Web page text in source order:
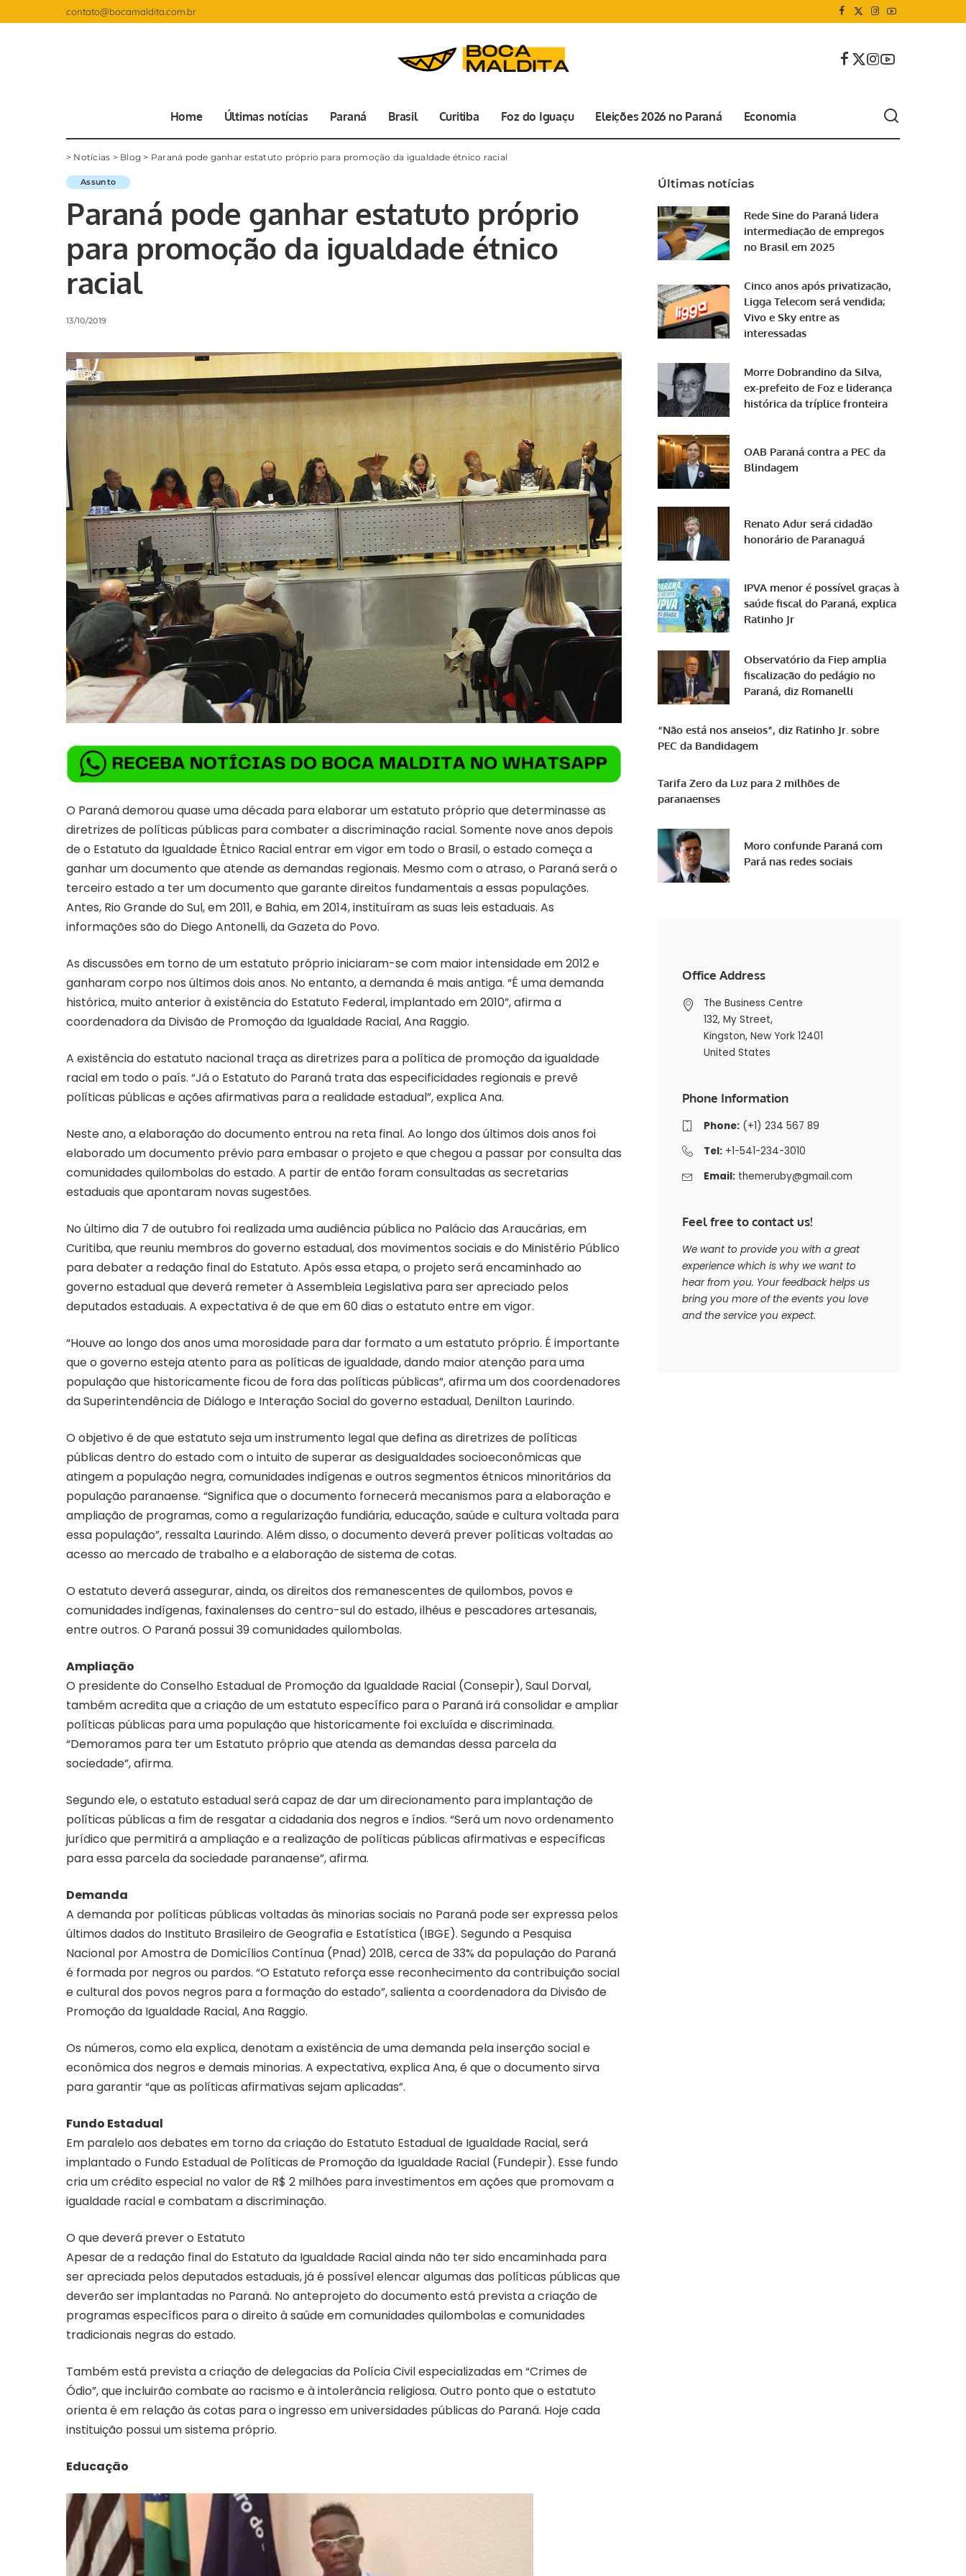
contato@bocamaldita.com.br
Home Últimas notícias Paraná Brasil Curitiba Foz do Iguaçu Eleições 2026 no Paraná Economia
> Notícias > Blog > Paraná pode ganhar estatuto próprio para promoção da igualdade étnico racial
Assunto
Paraná pode ganhar estatuto próprio
para promoção da igualdade étnico
racial
13/10/2019
O Paraná demorou quase uma década para elaborar um estatuto próprio que determinasse as
diretrizes de políticas públicas para combater a discriminação racial. Somente nove anos depois
de o Estatuto da Igualdade Étnico Racial entrar em vigor em todo o Brasil, o estado começa a
ganhar um documento que atende as demandas regionais. Mesmo com o atraso, o Paraná será o
terceiro estado a ter um documento que garante direitos fundamentais a essas populações.
Antes, Rio Grande do Sul, em 2011, e Bahia, em 2014, instituíram as suas leis estaduais. As
informações são do Diego Antonelli, da Gazeta do Povo.
As discussões em torno de um estatuto próprio iniciaram-se com maior intensidade em 2012 e
ganharam corpo nos últimos dois anos. No entanto, a demanda é mais antiga. “É uma demanda
histórica, muito anterior à existência do Estatuto Federal, implantado em 2010”, afirma a
coordenadora da Divisão de Promoção da Igualdade Racial, Ana Raggio.
A existência do estatuto nacional traça as diretrizes para a política de promoção da igualdade
racial em todo o país. “Já o Estatuto do Paraná trata das especificidades regionais e prevê
políticas públicas e ações afirmativas para a realidade estadual”, explica Ana.
Neste ano, a elaboração do documento entrou na reta final. Ao longo dos últimos dois anos foi
elaborado um documento prévio para embasar o projeto e que chegou a passar por consulta das
comunidades quilombolas do estado. A partir de então foram consultadas as secretarias
estaduais que apontaram novas sugestões.
No último dia 7 de outubro foi realizada uma audiência pública no Palácio das Araucárias, em
Curitiba, que reuniu membros do governo estadual, dos movimentos sociais e do Ministério Público
para debater a redação final do Estatuto. Após essa etapa, o projeto será encaminhado ao
governo estadual que deverá remeter à Assembleia Legislativa para ser apreciado pelos
deputados estaduais. A expectativa é de que em 60 dias o estatuto entre em vigor.
“Houve ao longo dos anos uma morosidade para dar formato a um estatuto próprio. É importante
que o governo esteja atento para as políticas de igualdade, dando maior atenção para uma
população que historicamente ficou de fora das políticas públicas”, afirma um dos coordenadores
da Superintendência de Diálogo e Interação Social do governo estadual, Denilton Laurindo.
O objetivo é de que estatuto seja um instrumento legal que defina as diretrizes de políticas
públicas dentro do estado com o intuito de superar as desigualdades socioeconômicas que
atingem a população negra, comunidades indígenas e outros segmentos étnicos minoritários da
população paranaense. “Significa que o documento fornecerá mecanismos para a elaboração e
ampliação de programas, como a regularização fundiária, educação, saúde e cultura voltada para
essa população”, ressalta Laurindo. Além disso, o documento deverá prever políticas voltadas ao
acesso ao mercado de trabalho e a elaboração de sistema de cotas.
O estatuto deverá assegurar, ainda, os direitos dos remanescentes de quilombos, povos e
comunidades indígenas, faxinalenses do centro-sul do estado, ilhéus e pescadores artesanais,
entre outros. O Paraná possui 39 comunidades quilombolas.
Ampliação
O presidente do Conselho Estadual de Promoção da Igualdade Racial (Consepir), Saul Dorval,
também acredita que a criação de um estatuto específico para o Paraná irá consolidar e ampliar
políticas públicas para uma população que historicamente foi excluída e discriminada.
“Demoramos para ter um Estatuto próprio que atenda as demandas dessa parcela da
sociedade”, afirma.
Segundo ele, o estatuto estadual será capaz de dar um direcionamento para implantação de
políticas públicas a fim de resgatar a cidadania dos negros e índios. “Será um novo ordenamento
jurídico que permitirá a ampliação e a realização de políticas públicas afirmativas e específicas
para essa parcela da sociedade paranaense”, afirma.
Demanda
A demanda por políticas públicas voltadas às minorias sociais no Paraná pode ser expressa pelos
últimos dados do Instituto Brasileiro de Geografia e Estatística (IBGE). Segundo a Pesquisa
Nacional por Amostra de Domicílios Contínua (Pnad) 2018, cerca de 33% da população do Paraná
é formada por negros ou pardos. “O Estatuto reforça esse reconhecimento da contribuição social
e cultural dos povos negros para a formação do estado”, salienta a coordenadora da Divisão de
Promoção da Igualdade Racial, Ana Raggio.
Os números, como ela explica, denotam a existência de uma demanda pela inserção social e
econômica dos negros e demais minorias. A expectativa, explica Ana, é que o documento sirva
para garantir “que as políticas afirmativas sejam aplicadas”.
Fundo Estadual
Em paralelo aos debates em torno da criação do Estatuto Estadual de Igualdade Racial, será
implantado o Fundo Estadual de Políticas de Promoção da Igualdade Racial (Fundepir). Esse fundo
cria um crédito especial no valor de R$ 2 milhões para investimentos em ações que promovam a
igualdade racial e combatam a discriminação.
O que deverá prever o Estatuto
Apesar de a redação final do Estatuto da Igualdade Racial ainda não ter sido encaminhada para
ser apreciada pelos deputados estaduais, já é possível elencar algumas das políticas públicas que
deverão ser implantadas no Paraná. No anteprojeto do documento está prevista a criação de
programas específicos para o direito à saúde em comunidades quilombolas e comunidades
tradicionais negras do estado.
Também está prevista a criação de delegacias da Polícia Civil especializadas em “Crimes de
Ódio”, que incluirão combate ao racismo e à intolerância religiosa. Outro ponto que o estatuto
orienta é em relação às cotas para o ingresso em universidades públicas do Paraná. Hoje cada
instituição possui um sistema próprio.
Educação
Últimas notícias
Rede Sine do Paraná lidera
intermediação de empregos
no Brasil em 2025
Cinco anos após privatização,
Ligga Telecom será vendida;
Vivo e Sky entre as
interessadas
Morre Dobrandino da Silva,
ex-prefeito de Foz e liderança
histórica da tríplice fronteira
OAB Paraná contra a PEC da
Blindagem
Renato Adur será cidadão
honorário de Paranaguá
IPVA menor é possível graças à
saúde fiscal do Paraná, explica
Ratinho Jr
Observatório da Fiep amplia
fiscalização do pedágio no
Paraná, diz Romanelli
“Não está nos anseios”, diz Ratinho Jr. sobre
PEC da Bandidagem
Tarifa Zero da Luz para 2 milhões de
paranaenses
Moro confunde Paraná com
Pará nas redes sociais
Office Address
The Business Centre
132, My Street,
Kingston, New York 12401
United States
Phone Information
Phone:(+1) 234 567 89
Tel:+1-541-234-3010
Email: themeruby@gmail.com
Feel free to contact us!
We want to provide you with a great
experience which is why we want to
hear from you. Your feedback helps us
bring you more of the events you love
and the service you expect.